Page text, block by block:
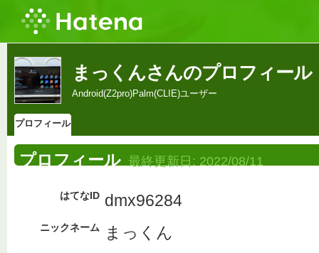
まっくんさんのプロフィール
Android(Z2pro)Palm(CLIE)ユーザー
プロフィール
プロフィール 最終更新日: 2022/08/11
はてなID dmx96284
ニックネーム まっくん